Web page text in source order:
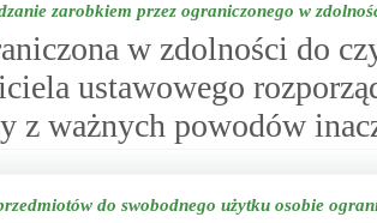
zarobkiem przez ograniczonego w
w zdolności do
ustawowego
z ważnych powodów
do swobodnego użytku osobie